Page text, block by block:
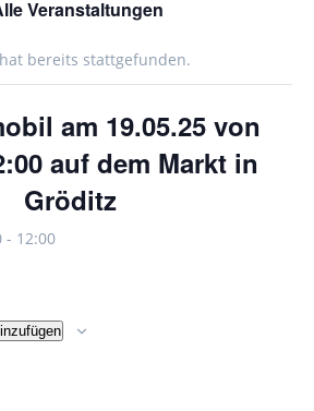
Veranstaltungen
bereits stattgefunden.
am 19.05.25 von
auf dem Markt in
Gröditz
- 12:00